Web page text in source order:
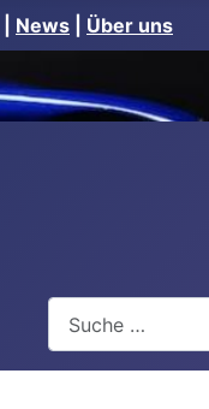
News Über uns
Suchen